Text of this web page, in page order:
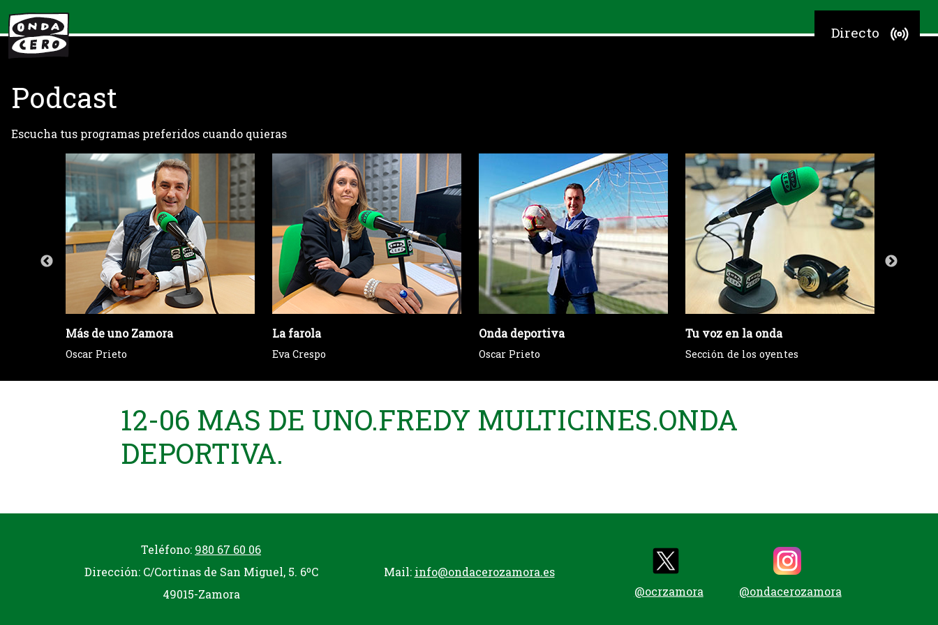
Directo
Podcast
Escucha tus programas preferidos cuando quieras
Más de uno Zamora
Oscar Prieto
La farola
Eva Crespo
Onda deportiva
Oscar Prieto
Tu voz en la onda
Sección de los oyentes
12-06 MAS DE UNO.FREDY MULTICINES.ONDA
DEPORTIVA.
Teléfono: 980 67 60 06
Dirección: C/Cortinas de San Miguel, 5. 6ºC
49015-Zamora
Mail: info@ondacerozamora.es
@ocrzamora
@ondacerozamora